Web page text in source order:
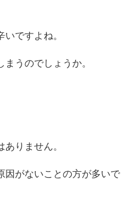
ですよね。
うのでしょうか。
りません。
因がないことの方が多いで